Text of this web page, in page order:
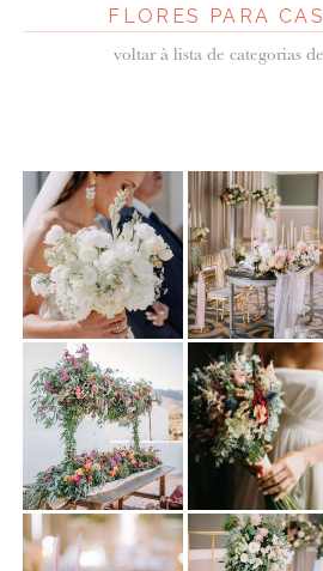
BLOG
CASAVA-ME
FORNECEDORES
ANUNCIE
FLORES PARA
voltar à lista de categorias